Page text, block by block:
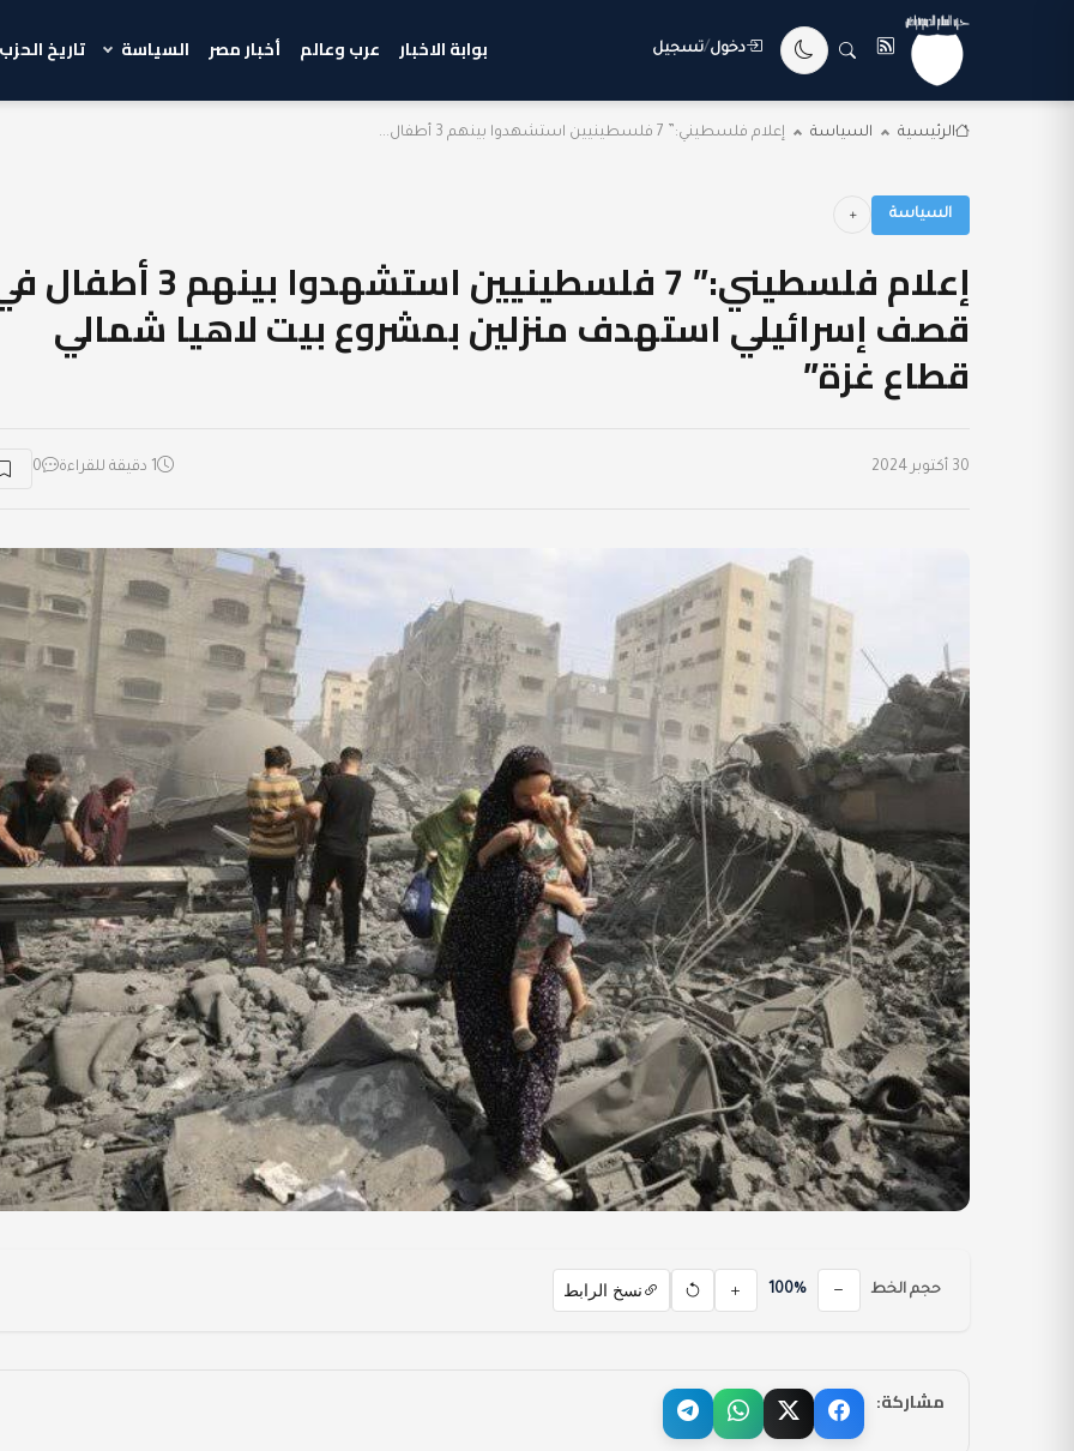
دخول/تسجيل بوابة الاخبار عرب وعالم أخبار مصر السياسة تاريخ الحزب
الرئيسية السياسة إعلام فلسطيني:” 7 فلسطينيين استشهدوا بينهم 3 أطفال...
السياسة
إعلام فلسطيني:” 7 فلسطينيين استشهدوا بينهم 3
قصف إسرائيلي استهدف منزلين بمشروع بيت لاهيا شمالي
قطاع غزة”
30 أكتوبر 2024 1 دقيقة للقراءة 0
حجم الخط 100% نسخ الرابط
مشاركة: